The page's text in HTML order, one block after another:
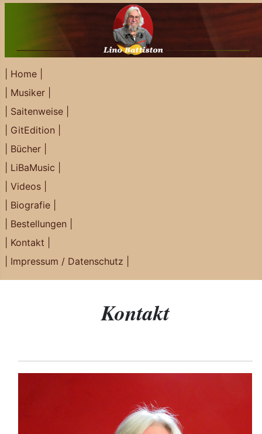
| Home |
| Musiker |
| Saitenweise |
| GitEdition |
| Bücher |
| LiBaMusic |
| Videos |
| Biografie |
| Bestellungen |
| Kontakt |
| Impressum / Datenschutz |
Kontakt